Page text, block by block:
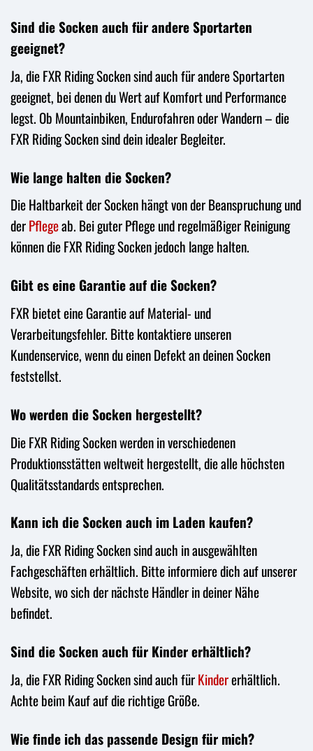
Sind die Socken auch für andere Sportarten
geeignet?
Ja, die FXR Riding Socken sind auch für andere Sportarten
geeignet, bei denen du Wert auf Komfort und Performance
legst. Ob Mountainbiken, Endurofahren oder Wandern – die
FXR Riding Socken sind dein idealer Begleiter.
Wie lange halten die Socken?
Die Haltbarkeit der Socken hängt von der Beanspruchung und
derPflegeab. Bei guter Pflege und regelmäßiger Reinigung
können die FXR Riding Socken jedoch lange halten.
Gibt es eine Garantie auf die Socken?
FXR bietet eine Garantie auf Material- und
Verarbeitungsfehler. Bitte kontaktiere unseren
Kundenservice, wenn du einen Defekt an deinen Socken
feststellst.
Wo werden die Socken hergestellt?
Die FXR Riding Socken werden in verschiedenen
Produktionsstätten weltweit hergestellt, die alle höchsten
Qualitätsstandards entsprechen.
Kann ich die Socken auch im Laden kaufen?
Ja, die FXR Riding Socken sind auch in ausgewählten
Fachgeschäften erhältlich. Bitte informiere dich auf unserer
Website, wo sich der nächste Händler in deiner Nähe
befindet.
Sind die Socken auch für Kinder erhältlich?
Ja, die FXR Riding Socken sind auch fürKindererhältlich.
Achte beim Kauf auf die richtige Größe.
Wie finde ich das passende Design für mich?